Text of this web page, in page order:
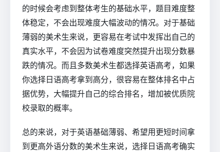
的时候会考虑到整体考生的基础水平，题目难度整
体稳定，不会出现难度大幅波动的情况。对于基础
薄弱的美术生来说，更容易在考试中发挥出自己的
真实水平，不会因为试卷难度突然提升出现分数暴
跌的情况。而且多数美术生都选择英语高考，如果
你选择日语高考拿到高分，很容易在整体排名中占
据优势，大幅提升自己的综合排名，增加被优质院
校录取的概率。
总的来说，对于英语基础薄弱、希望用更短时间拿
到更高外语分数的美术生来说，选择日语高考确实